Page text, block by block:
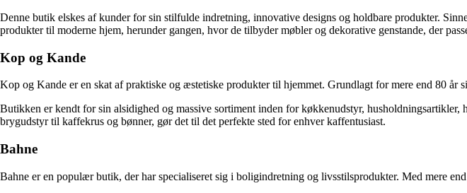
Denne butik elskes af kunder for sin stilfulde indretning, innovative designs og holdbare produkter.
produkter til moderne hjem, herunder gangen, hvor de tilbyder møbler og dekorative genstande, der
Kop og Kande
Kop og Kande er en skat af praktiske og æstetiske produkter til hjemmet. Grundlagt for mere end 80 år
Butikken er kendt for sin alsidighed og massive sortiment inden for køkkenudstyr,
brygudstyr til kaffekrus og bønner, gør det til det perfekte sted for enhver kaffentusiast.
Bahne
Bahne er en populær butik, der har specialiseret sig i boligindretning og livsstilsprodukter. Med mere